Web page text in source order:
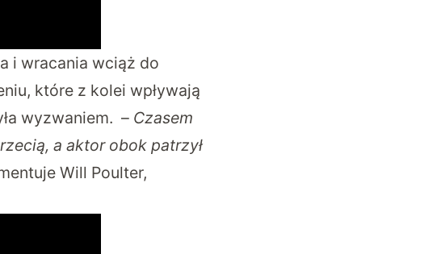
i wracania wciąż do
które z kolei wpływają
wyzwaniem. – Czasem
a aktor obok patrzył
Will Poulter,